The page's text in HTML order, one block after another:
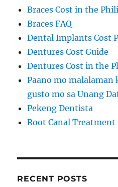
Braces Cost in the
Braces FAQ
Dental Implants Cost
Dentures Cost Guide
Dentures Cost in the
Paano mo malalaman
gusto mo sa Unang
Pekeng Dentista
Root Canal Treatment
RECENT POSTS